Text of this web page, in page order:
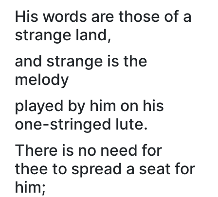
His words are those of a
strange land,
and strange is the
melody
played by him on his
one-stringed lute.
There is no need for
thee to spread a seat for
him;